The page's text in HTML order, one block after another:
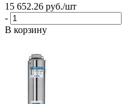
15 652.26 руб./шт
-
В корзину